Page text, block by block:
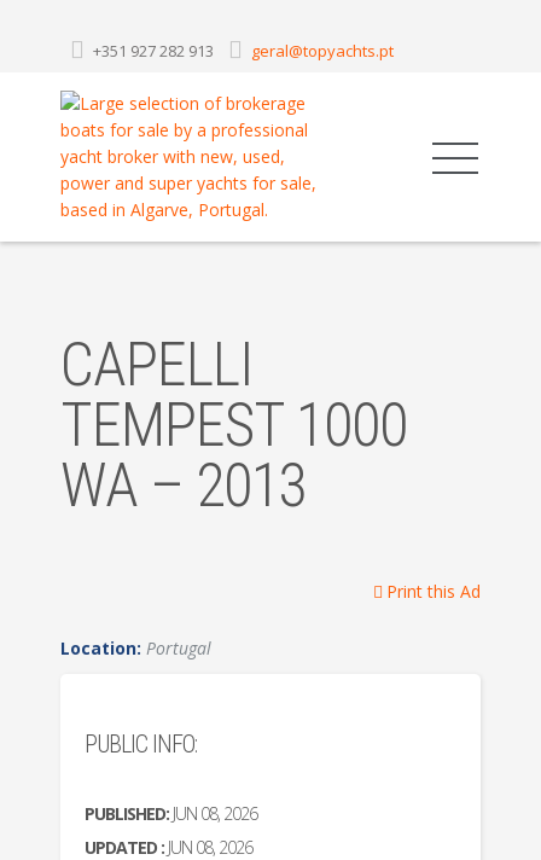
+351 927 282 913 geral@topyachts.pt
CAPELLI
TEMPEST 1000
WA – 2013
Print this Ad
Location: Portugal
PUBLIC INFO:
PUBLISHED: JUN 08, 2026
UPDATED : JUN 08, 2026